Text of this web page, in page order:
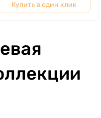
Купить в один клик